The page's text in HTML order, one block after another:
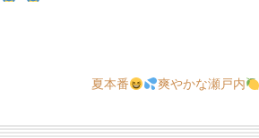
夏本番 爽やかな瀬戸内